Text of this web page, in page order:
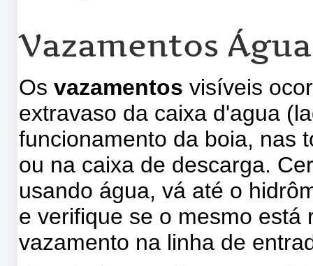
Vazamentos
Osvazamentos visíveis
extravaso da caixa d'agua
funcionamento da boia, nas
ou na caixa de descarga.
usando água, vá até o
e verifique se o mesmo está
vazamento na linha de